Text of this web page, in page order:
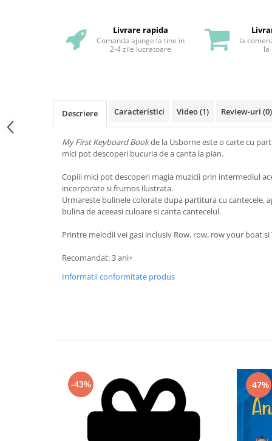
Livrare rapida
Comanda ajunge la tine in
2-4 zile lucratoare
la
la
Descriere Caracteristici Video(1) Review-uri (0)
My First Keyboard Bookde la Usborne este o carte cu
mici pot descoperi bucuria de a canta la pian.
Copiii mici pot descoperi magia muzicii prin intermediul
incorporate si frumos ilustrata.
Urmareste bulinele colorate dupa partitura cu cantecele,
bulina de aceeasi culoare si canta cantecelul.
Printre melodii vei gasi inclusiv Row, row, row your boat
Recomandat: 3 ani+
Informatii conformitate produs
-43% -47%